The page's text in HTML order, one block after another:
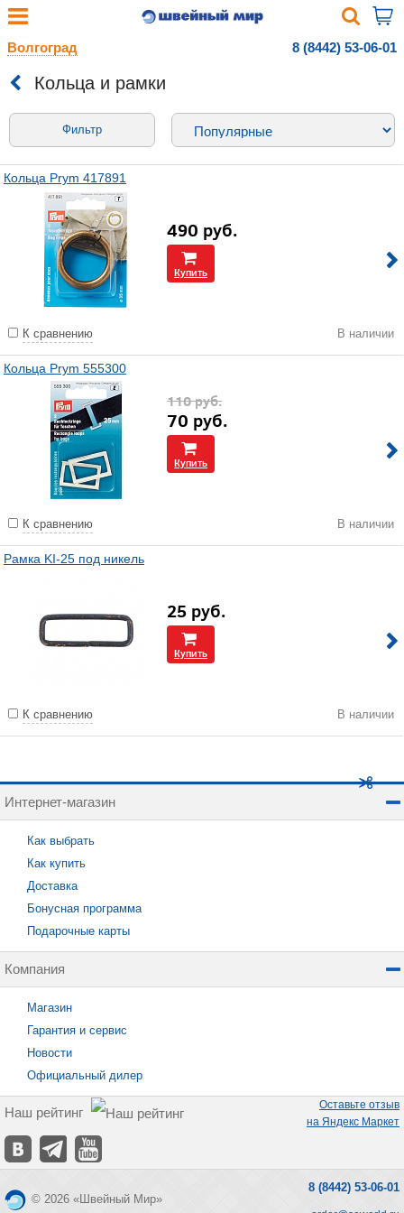
Волгоград 8 (8442) 53-06-01
Кольца и рамки
Фильтр
Кольца Prym 417891
490 руб.
Купить
К сравнению В наличии
Кольца Prym 555300
110руб.
70 руб.
Купить
К сравнению В наличии
Рамка KI-25 под никель
25 руб.
Купить
К сравнению В наличии
Интернет-магазин
Как выбрать
Как купить
Доставка
Бонусная программа
Подарочные карты
Компания
Магазин
Гарантия и сервис
Новости
Официальный дилер
Наш рейтинг
Оставьте отзыв
на Яндекс Маркет
© 2026 «Швейный Мир»
8 (8442) 53-06-01